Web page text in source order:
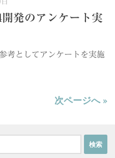
発のアンケート実
考としてアンケートを実施
次ページへ »